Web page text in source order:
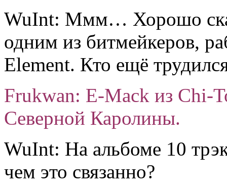
WuInt: Ммм… Хорошо
одним из битмейкеров,
Element. Кто ещё
Frukwan: E-Mack из Chi-
Северной Каролины.
WuInt: На альбоме 10
чем это связанно?